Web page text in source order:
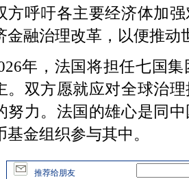
方呼吁各主要经济体加
金融治理改革，以便推
年，法国将担任七国
。双方愿就应对全球治
努力。法国的雄心是同
基金组织参与其中。
推荐给朋友